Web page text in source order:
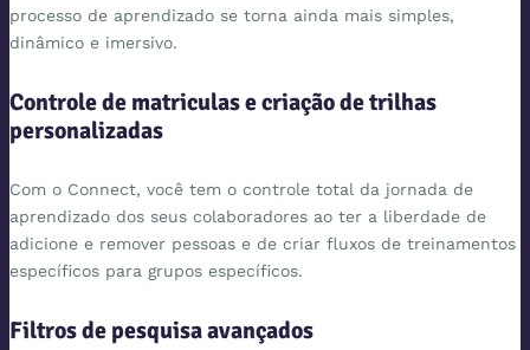
processo de aprendizado se torna ainda mais simples,
dinâmico e imersivo.
Controle de matriculas e criação de trilhas
personalizadas
Com o Connect, você tem o controle total da jornada de
aprendizado dos seus colaboradores ao ter a liberdade de
adicione e remover pessoas e de criar fluxos de treinamentos
específicos para grupos específicos.
Filtros de pesquisa avançados